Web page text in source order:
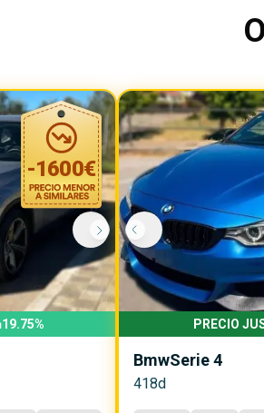
-1600€
19.75% PRECIO
BmwSerie 4
418d